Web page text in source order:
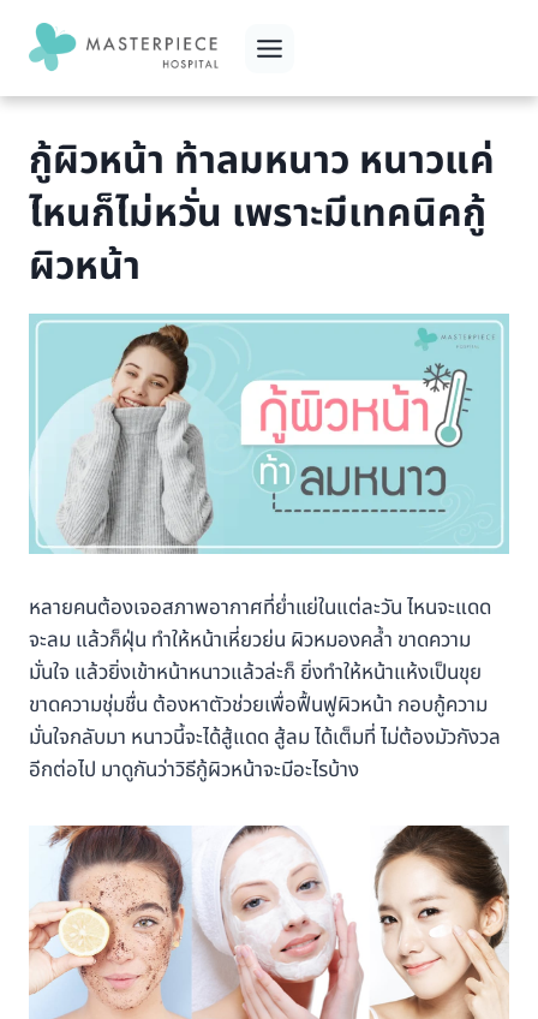
content
กู้ผิวหน้า ท้าลมหนาว หนาวแค่
ไหนก็ไม่หวั่น เพราะมีเทคนิคกู้
ผิวหน้า
หลายคนต้องเจอสภาพอากาศที่ย่ำแย่ในแต่ละวัน ไหนจะแดด
จะลม แล้วก็ฝุ่น ทำให้หน้าเหี่ยวย่น ผิวหมองคล้ำ ขาดความ
มั่นใจ แล้วยิ่งเข้าหน้าหนาวแล้วล่ะก็ ยิ่งทำให้หน้าแห้งเป็นขุย
ขาดความชุ่มชื่น ต้องหาตัวช่วยเพื่อฟื้นฟูผิวหน้า กอบกู้ความ
มั่นใจกลับมา หนาวนี้จะได้สู้แดด สู้ลม ได้เต็มที่ ไม่ต้องมัวกังวล
อีกต่อไป มาดูกันว่าวิธีกู้ผิวหน้าจะมีอะไรบ้าง